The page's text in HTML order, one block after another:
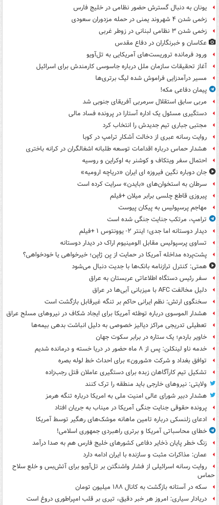
یونان به دنبال گسترش حضور نظامی در خلیج فارس
زخمی شدن ۴ شهروند یمنی در حمله مزدوران سعودی
زخمی شدن ۳ نظامی لبنانی در زوطر غربی
عکاسان و خبرنگاران در دفاع مقدس
ورود فرمانده تروریست‌های آمریکایی به تل‌آویو
آغاز تحقیقات سازمان ملل درباره جاسوسی کارمندش برای اسرائیل
مسیر درآمدزایی فراموش شده لیگ برتری‌ها
پیمان دفاعی مکه!
مربی سابق استقلال سرمربی آفریقای جنوبی شد
دستگیری مسئول یک اداره آستارا در پرونده فساد مالی
مجتبی جباری تیم جدیدش را انتخاب کرد
روایت رسانه عبری از دخالت آشکار ترامپ در کوبا
هشدار حماس درباره اقدامات توسعه طلبانه اشغالگران در کرانه باختری
احتمال سفر ویتکاف و کوشنر به اوکراین و روسیه
جان دوباره نگین فیروزه ای ایران «دریاچه ارومیه»
سرطان به استخوان‌های «بایدن» سرایت کرده است
پیروزی قاطع چلسی برابر میلان +فیلم
مهاجم پرسپولیس به پیکان پیوست
ترامپ، مرتکب جنایت جنگی شده است
دیدار دوستانه اما جدی؛ اینتر ۲- یوونتوس ۱ +فیلم
تساوی پرسپولیس مقابل الومینیوم اراک در دیدار دوستانه
پشت‌پرده مداخله آمریکا در حمایت از یِن ژاپن؛ خیرخواهی یا خودخواهی؟
همتی: کنترل ترازنامه بانک‌ها با جدیت دنبال می‌شود
سفر رئیس دستگاه اطلاعاتی عربستان به عراق
دلیل مخالفت AFC با میزبانی آبی‌ها در عراق
سخنگوی ارتش: نظم ایرانی حاکم بر تنگه غیرقابل بازگشت است
هشدار الموسوی درباره توطئه آمریکا برای ایجاد شکاف در نیروهای مسلح عراق
تعطیلی تدریجی مراکز دیالیز خصوصی به دلیل انباشت بدهی بیمه‌ها
خاویر باردم؛ یک ستاره در برابر سکوت جهان
خدمه ناو لینکلن: پس از ۸ ماه حضور در دریا خسته و درمانده‌ شدیم
توافق بغداد و شرکت «شورون» برای احداث خط لوله بصره
تشکیل تیم کارآگاهان زبده برای دستگیری عاملان قتل رجب‌زاده
ولایتی: نیروهای خارجی باید منطقه را ترک کنند
هشدار دبیر شورای عالی امنیت ملی به امریکا درباره تنگه هرمز
پرونده حقوقی جنایت جنگی آمریکا در میناب به جریان افتاد
ادعای زلنسکی درباره تامین ماهانه موشک‌های رهگیر توسط آمریکا
خطای محاسباتی آمریکا و برتری راهبردی جمهوری اسلامی!
زنگ خطر پایان ذخایر دفاعی کشورهای خلیج فارس هم به صدا درآمد
عمان: مذاکرات مثبت و سازنده با ایران ادامه دارد
روایت رسانه اسرائیلی از فشار واشنگتن بر تل‌آویو برای آتش‌بس و خلع سلاح
حماس
سکه در آستانه بازگشت به کانال ۱۸۸ میلیون تومان
دریادار سیاری: امروز هر خبر دقیق، تیری بر قلب امپراطوری دروغ است